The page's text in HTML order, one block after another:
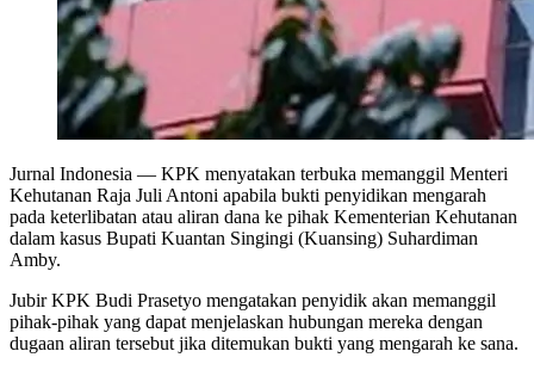
Jurnal Indonesia — KPK menyatakan terbuka memanggil Menteri
Kehutanan Raja Juli Antoni apabila bukti penyidikan mengarah
pada keterlibatan atau aliran dana ke pihak Kementerian Kehutanan
dalam kasus Bupati Kuantan Singingi (Kuansing) Suhardiman
Amby.
Jubir KPK Budi Prasetyo mengatakan penyidik akan memanggil
pihak-pihak yang dapat menjelaskan hubungan mereka dengan
dugaan aliran tersebut jika ditemukan bukti yang mengarah ke sana.